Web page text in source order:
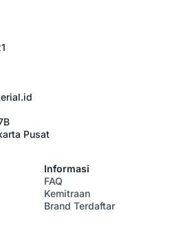
Pusat
Informasi
FAQ
Kemitraan
Brand Terdaftar